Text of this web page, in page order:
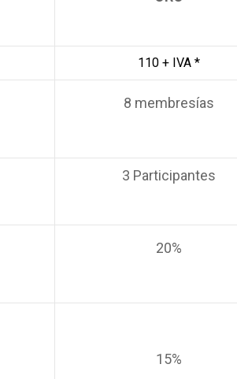
110 + IVA *
8 membresías
3 Participantes
20%
15%